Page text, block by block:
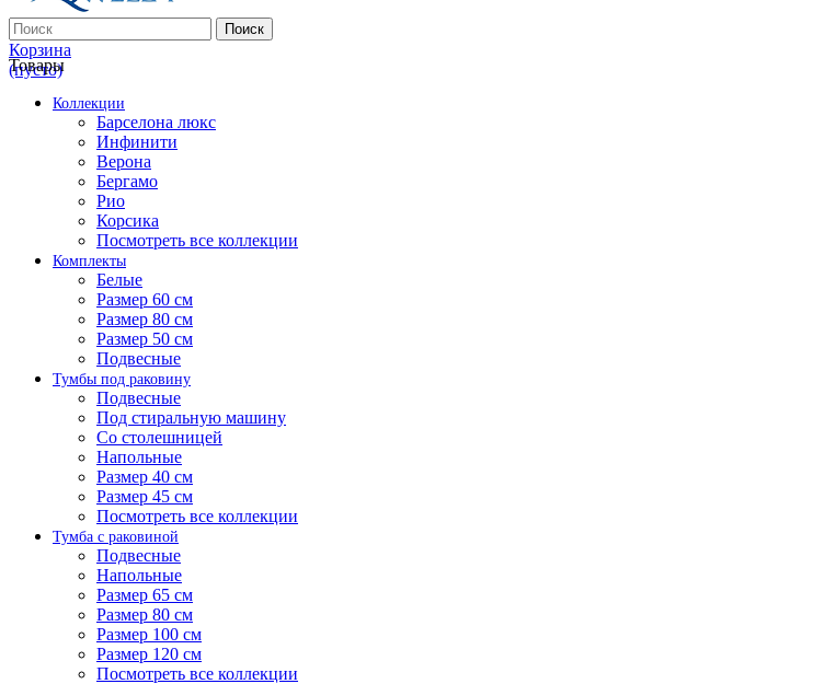
Поиск
Корзина
(пусто)
Товары
Коллекции
Барселона люкс
Инфинити
Верона
Бергамо
Рио
Корсика
Посмотреть все коллекции
Комплекты
Белые
Размер 60 см
Размер 80 см
Размер 50 см
Подвесные
Тумбы под раковину
Подвесные
Под стиральную машину
Со столешницей
Напольные
Размер 40 см
Размер 45 см
Посмотреть все коллекции
Тумба с раковиной
Подвесные
Напольные
Размер 65 см
Размер 80 см
Размер 100 см
Размер 120 см
Посмотреть все коллекции